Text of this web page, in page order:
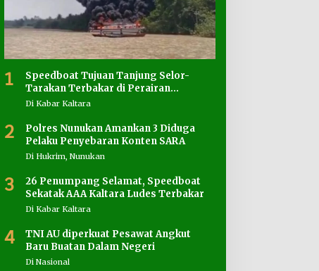
1
Speedboat Tujuan Tanjung Selor-
Tarakan Terbakar di Perairan
Salimbatu
Di Kabar Kaltara
2
Polres Nunukan Amankan 3 Diduga
Pelaku Penyebaran Konten SARA
Di Hukrim, Nunukan
3
26 Penumpang Selamat, Speedboat
Sekatak AAA Kaltara Ludes Terbakar
Di Kabar Kaltara
4
TNI AU diperkuat Pesawat Angkut
Baru Buatan Dalam Negeri
Di Nasional